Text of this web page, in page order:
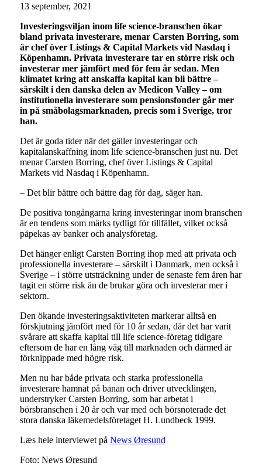
13 september, 2021
Investeringsviljan inom life science-branschen ökar
bland privata investerare, menar Carsten Borring, som
är chef över Listings & Capital Markets vid Nasdaq i
Köpenhamn. Privata investerare tar en större risk och
investerar mer jämfört med för fem år sedan. Men
klimatet kring att anskaffa kapital kan bli bättre –
särskilt i den danska delen av Medicon Valley – om
institutionella investerare som pensionsfonder går mer
in på småbolagsmarknaden, precis som i Sverige, tror
han.
Det är goda tider när det gäller investeringar och
kapitalanskaffning inom life science-branschen just nu. Det
menar Carsten Borring, chef över Listings & Capital
Markets vid Nasdaq i Köpenhamn.
– Det blir bättre och bättre dag för dag, säger han.
De positiva tongångarna kring investeringar inom branschen
är en tendens som märks tydligt för tillfället, vilket också
påpekas av banker och analysföretag.
Det hänger enligt Carsten Borring ihop med att privata och
professionella investerare – särskilt i Danmark, men också i
Sverige – i större utsträckning under de senaste fem åren har
tagit en större risk än de brukar göra och investerar mer i
sektorn.
Den ökande investeringsaktiviteten markerar alltså en
förskjutning jämfört med för 10 år sedan, där det har varit
svårare att skaffa kapital till life science-företag tidigare
eftersom de har en lång väg till marknaden och därmed är
förknippade med högre risk.
Men nu har både privata och starka professionella
investerare hamnat på banan och driver utvecklingen,
understryker Carsten Borring, som har arbetat i
börsbranschen i 20 år och var med och börsnoterade det
stora danska läkemedelsföretaget H. Lundbeck 1999.
Læs hele interviewet på News Øresund
Foto: News Øresund